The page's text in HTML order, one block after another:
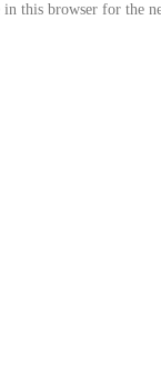
in this browser for the